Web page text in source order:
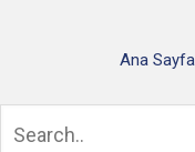
Ana Sayfa